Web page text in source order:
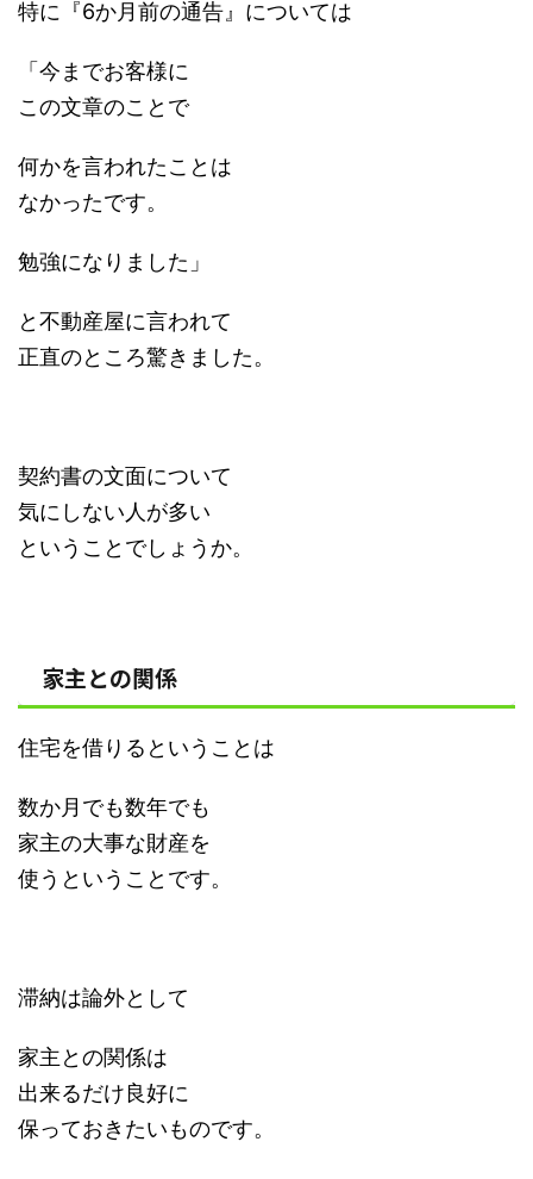
特に『6か月前の通告』については
「今までお客様に
この文章のことで
何かを言われたことは
なかったです。
勉強になりました」
と不動産屋に言われて
正直のところ驚きました。
契約書の文面について
気にしない人が多い
ということでしょうか。
家主との関係
住宅を借りるということは
数か月でも数年でも
家主の大事な財産を
使うということです。
滞納は論外として
家主との関係は
出来るだけ良好に
保っておきたいものです。